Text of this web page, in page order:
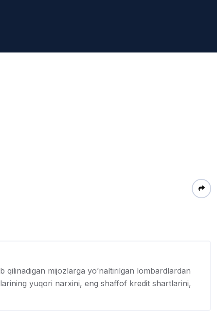
qilinadigan mijozlarga yo’naltirilgan lombardlardan
yuqori narxini, eng shaffof kredit shartlarini,